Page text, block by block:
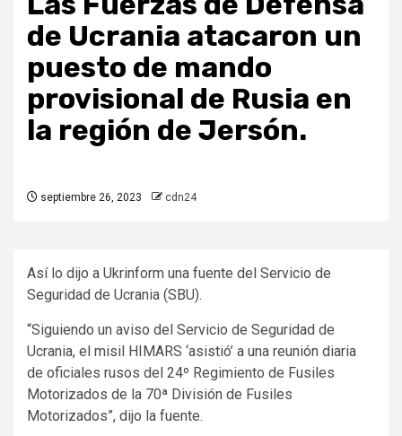
de Ucrania atacaron un
puesto de mando
provisional de Rusia en
la región de Jersón.
septiembre 26, 2023 cdn24
Así lo dijo a Ukrinform una fuente del Servicio de
Seguridad de Ucrania (SBU).
“Siguiendo un aviso del Servicio de Seguridad de
Ucrania, el misil HIMARS ‘asistió’ a una reunión diaria
de oficiales rusos del 24º Regimiento de Fusiles
Motorizados de la 70ª División de Fusiles
Motorizados”, dijo la fuente.